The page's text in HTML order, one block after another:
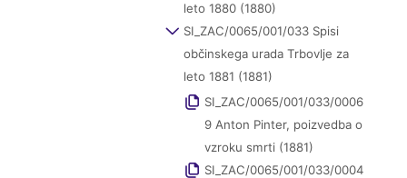
leto 1880 (1880)
SI_ZAC/0065/001/033 Spisi
občinskega urada Trbovlje za
leto 1881 (1881)
SI_ZAC/0065/001/033/0006
9 Anton Pinter, poizvedba o
vzroku smrti (1881)
SI_ZAC/0065/001/033/0004